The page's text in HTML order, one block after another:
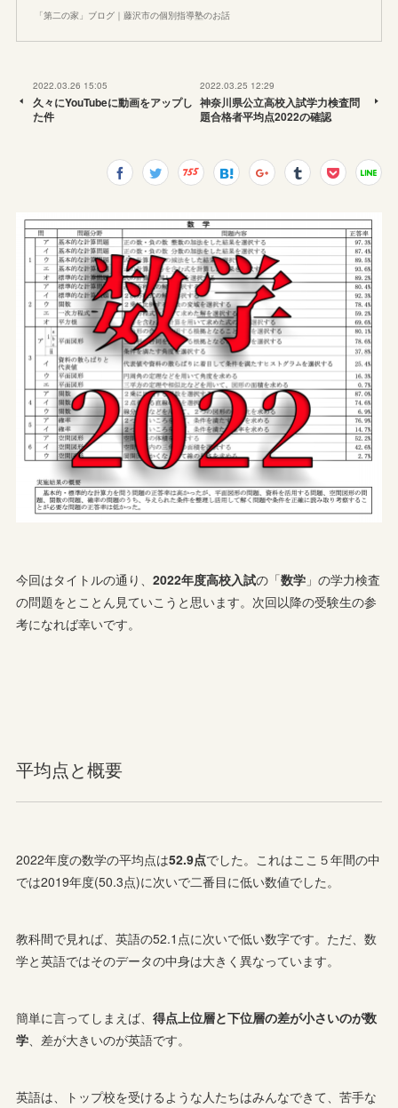
「第二の家」ブログ｜藤沢市の個別指導塾のお話
2022.03.26 15:05
久々にYouTubeに動画をアップし
た件
2022.03.25 12:29
神奈川県公立高校入試学力検査問
題合格者平均点2022の確認
今回はタイトルの通り、2022年度高校入試の「数学 」の学力検査
の問題をとことん見ていこうと思います。次回以降の受験生の参
考になれば幸いです。
平均点と概要
2022年度の数学の平均点は52.9点でした。これはここ５年間の中
では2019年度(50.3点)に次いで二番目に低い数値でした。
教科間で見れば、英語の52.1点に次いで低い数字です。ただ、数
学と英語ではそのデータの中身は大きく異なっています。
簡単に言ってしまえば、得点上位層と下位層の差が小さいのが数
学 、差が大きいのが英語です。
英語は、トップ校を受けるような人たちはみんなできて、苦手な